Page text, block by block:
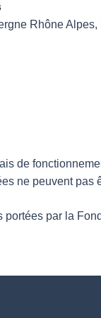
Rhône
de
ne peuvent
portées par la